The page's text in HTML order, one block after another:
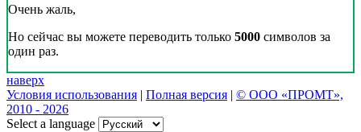
Очень жаль,
Но сейчас вы можете переводить только 5000 символов за
один раз.
наверх
Условия использования | Полная версия | © ООО «ПРОМТ»,
2010 - 2026
Select a language